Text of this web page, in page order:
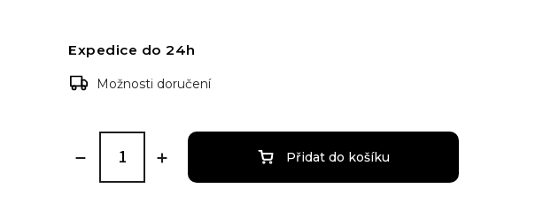
Expedice do 24h
Možnosti doručení
Přidat do košíku